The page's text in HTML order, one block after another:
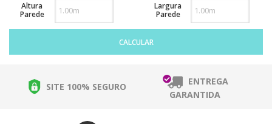
Altura
Parede
Largura
Parede
CALCULAR
SITE 100% SEGURO
ENTREGA
GARANTIDA